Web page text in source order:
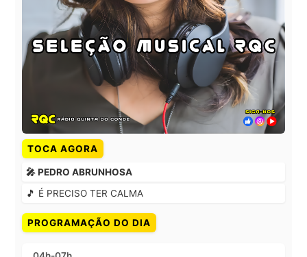
TOCA AGORA
🎤 PEDRO ABRUNHOSA
🎵 É PRECISO TER CALMA
PROGRAMAÇÃO DO DIA